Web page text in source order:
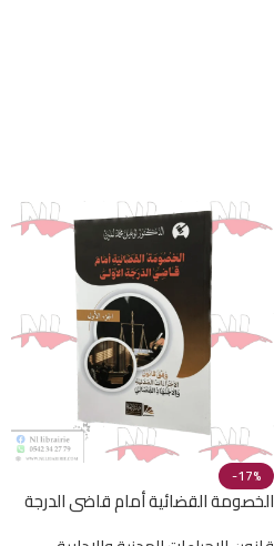
-17%
الخصومة القضائية أمام قاضي الدرجة